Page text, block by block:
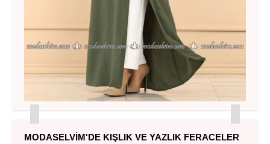
MODASELVIM'DE KIŞLIK VE YAZLIK FERACELER